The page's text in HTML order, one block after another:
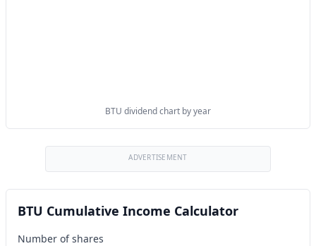
BTU dividend chart by year
ADVERTISEMENT
BTU Cumulative Income Calculator
Number of shares